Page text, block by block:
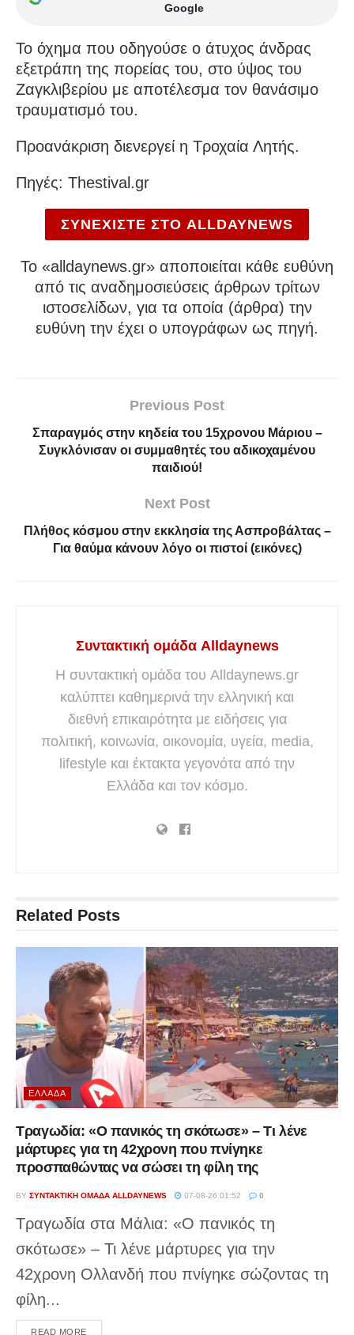
Google
Το όχημα που οδηγούσε ο άτυχος άνδρας
εξετράπη της πορείας του, στο ύψος του
Ζαγκλιβερίου με αποτέλεσμα τον θανάσιμο
τραυματισμό του.
Προανάκριση διενεργεί η Τροχαία Λητής.
Πηγές: Thestival.gr
ΣΥΝΕΧΙΣΤΕ ΣΤΟ ALLDAYNEWS
To «alldaynews.gr» αποποιείται κάθε ευθύνη
από τις αναδημοσιεύσεις άρθρων τρίτων
ιστοσελίδων, για τα οποία (άρθρα) την
ευθύνη την έχει ο υπογράφων ως πηγή.
Previous Post
Σπαραγμός στην κηδεία του 15χρονου Μάριου –
Συγκλόνισαν οι συμμαθητές του αδικοχαμένου
παιδιού!
Next Post
Πλήθος κόσμου στην εκκλησία της Ασπροβάλτας –
Για θαύμα κάνουν λόγο οι πιστοί (εικόνες)
Συντακτική ομάδα Alldaynews
Η συντακτική ομάδα του Alldaynews.gr
καλύπτει καθημερινά την ελληνική και
διεθνή επικαιρότητα με ειδήσεις για
πολιτική, κοινωνία, οικονομία, υγεία, media,
lifestyle και έκτακτα γεγονότα από την
Ελλάδα και τον κόσμο.
Related Posts
ΕΛΛΆΔΑ
Τραγωδία: «Ο πανικός τη σκότωσε» – Τι λένε
μάρτυρες για τη 42χρονη που πνίγηκε
προσπαθώντας να σώσει τη φίλη της
BY ΣΥΝΤΑΚΤΙΚΉ ΟΜΆΔΑ ALLDAYNEWS 07-08-26 01:52 0
Τραγωδία στα Μάλια: «Ο πανικός τη
σκότωσε» – Τι λένε μάρτυρες για την
42χρονη Ολλανδή που πνίγηκε σώζοντας τη
φίλη...
READ MOREDETAILS